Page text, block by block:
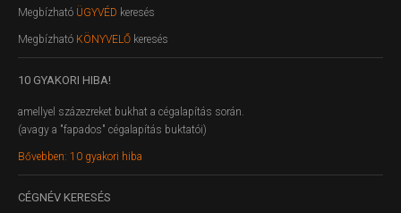
Megbízható ÜGYVÉD keresés
Megbízható KÖNYVELŐ keresés
10 GYAKORI HIBA!
amellyel százezreket bukhat a cégalapítás során.
(avagy a "fapados" cégalapítás buktatói)
Bővebben: 10 gyakori hiba
CÉGNÉV KERESÉS